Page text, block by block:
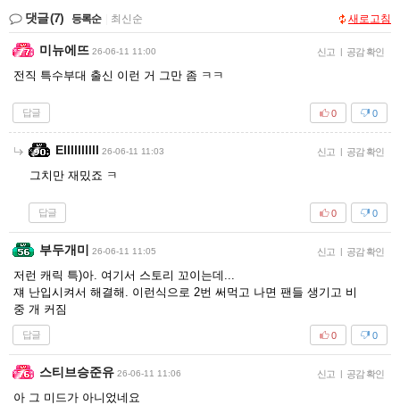
댓글(7) 등록순 최신순 새로고침
미뉴에뜨 26-06-11 11:00 신고 공감 확인
전직 특수부대 출신 이런 거 그만 좀 ㅋㅋ
답글 0
0
Ellllllllll 26-06-11 11:03 신고 공감 확인
그치만 재밌죠 ㅋ
답글 0
0
부두개미 26-06-11 11:05 신고 공감 확인
저런 캐릭 특)아. 여기서 스토리 꼬이는데...
쟤 난입시켜서 해결해. 이런식으로 2번 써먹고 나면 팬들 생기고 비
중 개 커짐
답글 0
0
스티브승준유 26-06-11 11:06 신고 공감 확인
아 그 미드가 아니었네요